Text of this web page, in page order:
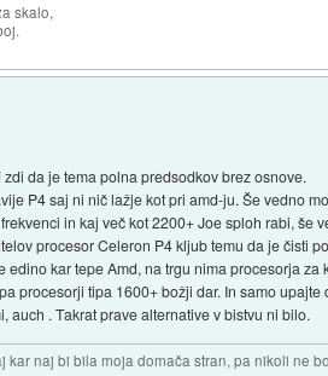
skalo,
da je tema polna predsodkov brez osnove.
P4 saj ni nič lažje kot pri amd-ju. Še vedno
in kaj več kot 2200+ Joe sploh rabi, še
procesor Celeron P4 kljub temu da je čisti
edino kar tepe Amd, na trgu nima procesorja
procesorji tipa 1600+ božji dar. In samo
auch . Takrat prave alternative v bistvu ni bilo.
kar naj bi bila moja domača stran, pa nikoli ne